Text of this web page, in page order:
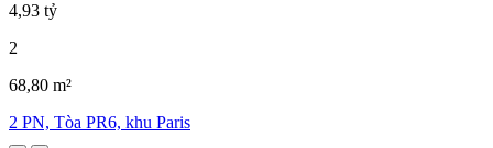
4,93 tỷ
2
68,80 m²
2 PN, Tòa PR6, khu Paris